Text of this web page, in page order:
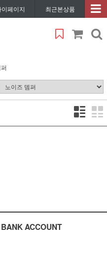
이페이지 최근본상품
BANK ACCOUNT